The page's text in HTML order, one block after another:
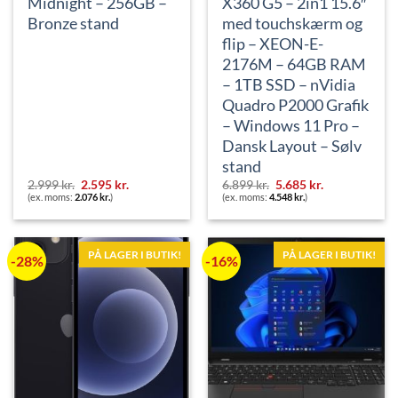
Bronze stand
2.999kr. Den
oprindelige
var:
2.595 kr.Den
er:
(ex. moms:2.076 kr.)
med touchskærm og
flip – XEON-E-
2176M – 64GB RAM
– 1TB SSD – nVidia
Quadro P2000 Grafik
– Windows 11 Pro –
Dansk Layout – Sølv
stand
6.899kr. Den
oprindelige
var:
5.685 kr.Den
er:
(ex. moms:4.548 kr.)
-28% PÅ LAGER I BUTIK! -16% PÅ LAGER I BUTIK!